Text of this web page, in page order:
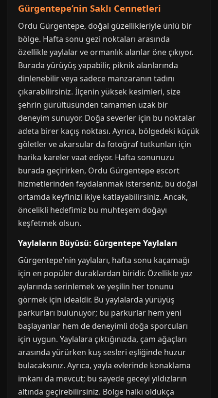
Gürgentepe’nin Saklı Cennetleri
Ordu Gürgentepe, doğal güzellikleriyle ünlü bir
bölge. Hafta sonu gezi noktaları arasında
özellikle yaylalar ve ormanlık alanlar öne çıkıyor.
Burada yürüyüş yapabilir, piknik alanlarında
dinlenebilir veya sadece manzaranın tadını
çıkarabilirsiniz. İlçenin yüksek kesimleri, size
şehrin gürültüsünden tamamen uzak bir
deneyim sunuyor. Doğa severler için bu noktalar
adeta birer kaçış noktası. Ayrıca, bölgedeki küçük
göletler ve akarsular da fotoğraf tutkunları için
harika kareler vaat ediyor. Hafta sonunuzu
burada geçirirken, Ordu Gürgentepe escort
hizmetlerinden faydalanmak isterseniz, bu doğal
ortamda keyfinizi ikiye katlayabilirsiniz. Ancak,
öncelikli hedefimiz bu muhteşem doğayı
keşfetmek olsun.
Yaylaların Büyüsü: Gürgentepe Yaylaları
Gürgentepe’nin yaylaları, hafta sonu kaçamağı
için en popüler duraklardan biridir. Özellikle yaz
aylarında serinlemek ve yeşilin her tonunu
görmek için idealdir. Bu yaylalarda yürüyüş
parkurları bulunuyor; bu parkurlar hem yeni
başlayanlar hem de deneyimli doğa sporcuları
için uygun. Yaylalara çıktığınızda, çam ağaçları
arasında yürürken kuş sesleri eşliğinde huzur
bulacaksınız. Ayrıca, yayla evlerinde konaklama
imkanı da mevcut; bu sayede geceyi yıldızların
altında geçirebilirsiniz. Bölge halkı oldukça